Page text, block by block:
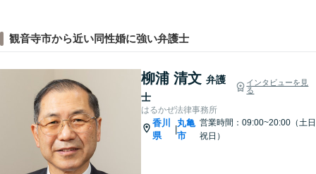
観音寺市から近い同性婚に強い弁護士
柳浦 清文 弁護
士
インタビューを見
る
はるかぜ法律事務所
香川
県
|
丸亀
市
営業時間：09:00~20:00（土日
祝日）